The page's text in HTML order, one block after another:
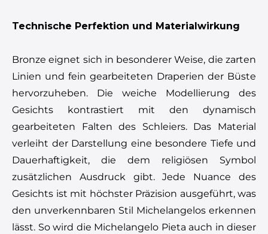
Technische Perfektion und Materialwirkung
Bronze eignet sich in besonderer Weise, die zarten
Linien und fein gearbeiteten Draperien der Büste
hervorzuheben. Die weiche Modellierung des
Gesichts kontrastiert mit den dynamisch
gearbeiteten Falten des Schleiers. Das Material
verleiht der Darstellung eine besondere Tiefe und
Dauerhaftigkeit, die dem religiösen Symbol
zusätzlichen Ausdruck gibt. Jede Nuance des
Gesichts ist mit höchster Präzision ausgeführt, was
den unverkennbaren Stil Michelangelos erkennen
lässt. So wird die Michelangelo Pieta auch in dieser